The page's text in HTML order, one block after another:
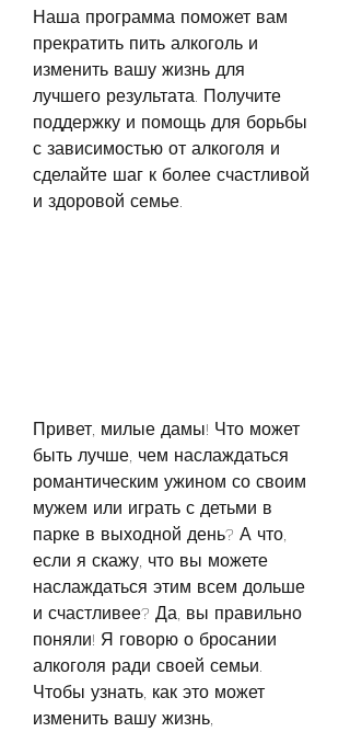
Наша программа поможет вам
прекратить пить алкоголь и
изменить вашу жизнь для
лучшего результата. Получите
поддержку и помощь для борьбы
с зависимостью от алкоголя и
сделайте шаг к более счастливой
и здоровой семье.
Привет, милые дамы! Что может
быть лучше, чем наслаждаться
романтическим ужином со своим
мужем или играть с детьми в
парке в выходной день? А что,
если я скажу, что вы можете
наслаждаться этим всем дольше
и счастливее? Да, вы правильно
поняли! Я говорю о бросании
алкоголя ради своей семьи.
Чтобы узнать, как это может
изменить вашу жизнь,